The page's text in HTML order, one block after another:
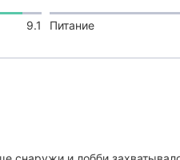
9.1 Питание